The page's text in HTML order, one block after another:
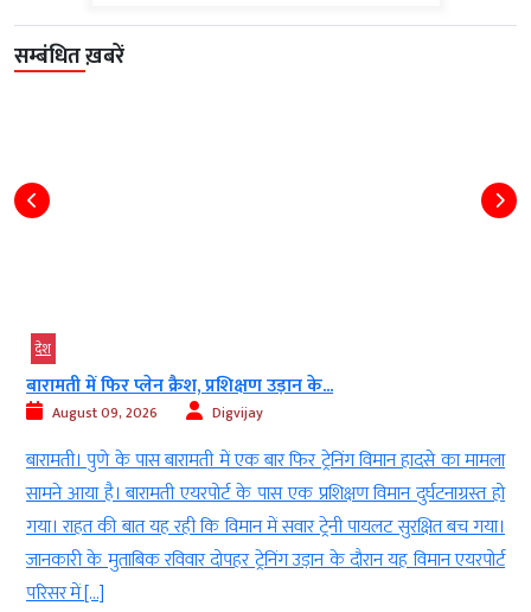
सम्बंधित ख़बरें
देश
बारामती में फिर प्लेन क्रैश, प्रशिक्षण उड़ान के...
August 09, 2026 Digvijay
बारामती। पुणे के पास बारामती में एक बार फिर ट्रेनिंग विमान हादसे का मामला
सामने आया है। बारामती एयरपोर्ट के पास एक प्रशिक्षण विमान दुर्घटनाग्रस्त हो
गया। राहत की बात यह रही कि विमान में सवार ट्रेनी पायलट सुरक्षित बच गया।
जानकारी के मुताबिक रविवार दोपहर ट्रेनिंग उड़ान के दौरान यह विमान एयरपोर्ट
परिसर में […]